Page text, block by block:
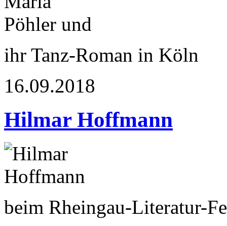
ihr Tanz-Roman in Köln
16.09.2018
Hilmar Hoffmann
beim Rheingau-Literatur-